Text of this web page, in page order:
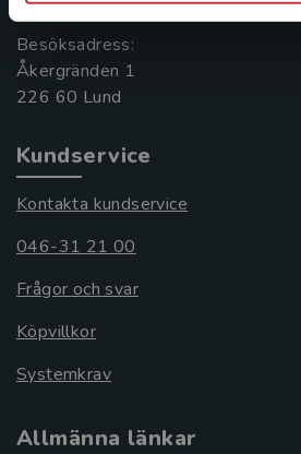
Besöksadress:
Åkergränden 1
Kundservice
Kontakta kundservice
046-31 21 00
Frågor och svar
Köpvillkor
Systemkrav
Allmänna länkar